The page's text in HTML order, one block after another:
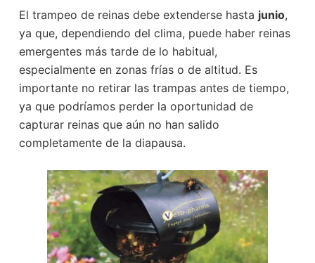
El trampeo de reinas debe extenderse hasta junio,
ya que, dependiendo del clima, puede haber reinas
emergentes más tarde de lo habitual,
especialmente en zonas frías o de altitud. Es
importante no retirar las trampas antes de tiempo,
ya que podríamos perder la oportunidad de
capturar reinas que aún no han salido
completamente de la diapausa.